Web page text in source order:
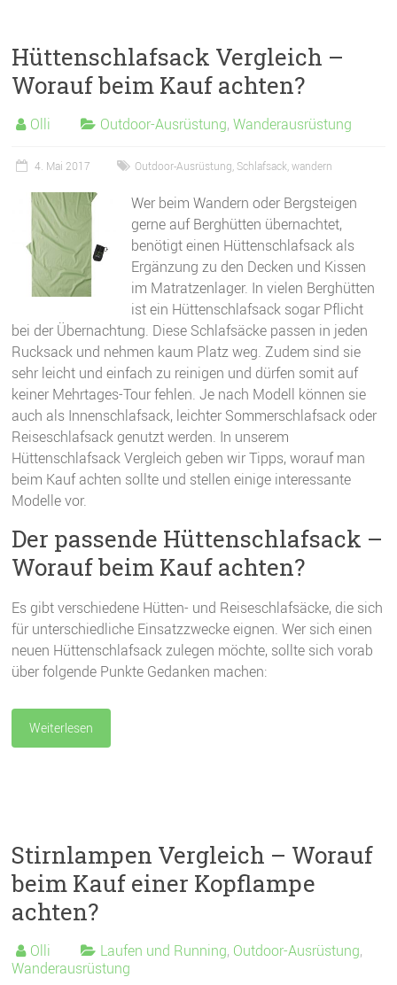
Hüttenschlafsack Vergleich –
Worauf beim Kauf achten?
Olli Outdoor-Ausrüstung,Wanderausrüstung
4. Mai 2017 Outdoor-Ausrüstung Schlafsack ,wandern
Wer beim Wandern oder Bergsteigen
gerne auf Berghütten übernachtet,
benötigt einen Hüttenschlafsack als
Ergänzung zu den Decken und Kissen
im Matratzenlager. In vielen Berghütten
ist ein Hüttenschlafsack sogar Pflicht
bei der Übernachtung. Diese Schlafsäcke passen in jeden
Rucksack und nehmen kaum Platz weg. Zudem sind sie
sehr leicht und einfach zu reinigen und dürfen somit auf
keiner Mehrtages-Tour fehlen. Je nach Modell können sie
auch als Innenschlafsack, leichter Sommerschlafsack oder
Reiseschlafsack genutzt werden. In unserem
Hüttenschlafsack Vergleich geben wir Tipps, worauf man
beim Kauf achten sollte und stellen einige interessante
Modelle vor.
Der passende Hüttenschlafsack –
Worauf beim Kauf achten?
Es gibt verschiedene Hütten- und Reiseschlafsäcke, die sich
für unterschiedliche Einsatzzwecke eignen. Wer sich einen
neuen Hüttenschlafsack zulegen möchte, sollte sich vorab
über folgende Punkte Gedanken machen:
Weiterlesen
Stirnlampen Vergleich – Worauf
beim Kauf einer Kopflampe
achten?
Olli Laufen und Running, Outdoor-Ausrüstung,
Wanderausrüstung